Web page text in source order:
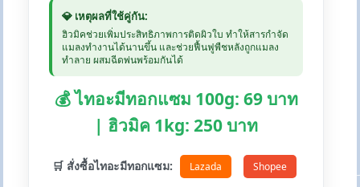
💎 เหตุผลที่ใช้คู่กัน:
ฮิวมิคช่วยเพิ่มประสิทธิภาพการติดผิวใบ ทำให้สารกำจัด
แมลงทำงานได้นานขึ้น และช่วยฟื้นฟูพืชหลังถูกแมลง
ทำลาย ผสมฉีดพ่นพร้อมกันได้
💰 ไทอะมีทอกแซม 100g: 69 บาท
| ฮิวมิค 1kg: 250 บาท
🛒 สั่งซื้อไทอะมีทอกแซม: Lazada Shopee